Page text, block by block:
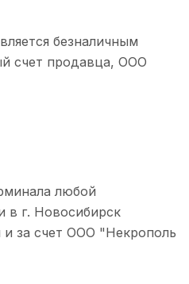
безналичным
счет продавца, ООО
любой
в г. Новосибирск
и за счет ООО "Некрополь